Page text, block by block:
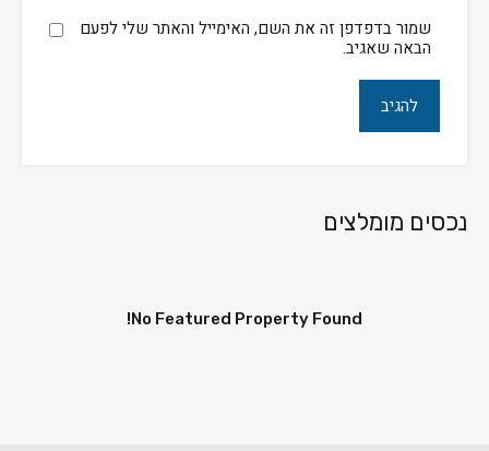
שמור בדפדפן זה את השם, האימייל והאתר שלי לפעם
הבאה שאגיב.
נכסים מומלצים
No Featured Property Found!